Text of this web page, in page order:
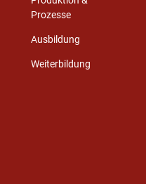
Prozesse
Ausbildung
Weiterbildung